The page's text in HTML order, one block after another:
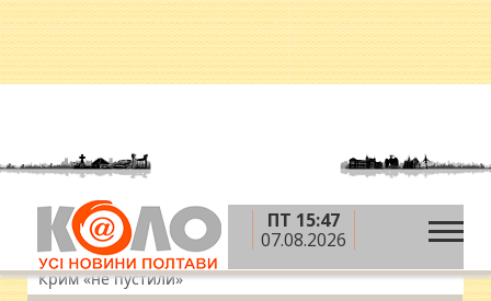
ПТ 15:47
07.08.2026
Головна » Новини » Інтерв'ю »Євген Положій:
«Книгу про Іловайський котел читають у Москві, а у
Крим «не пустили»